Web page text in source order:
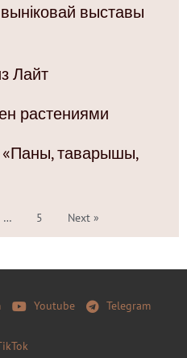
выставы
Лайт
растениями
«Паны, таварышы,
… 5 Next »
Youtube Telegram